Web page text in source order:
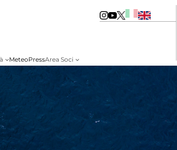
MeteoPressArea Soci